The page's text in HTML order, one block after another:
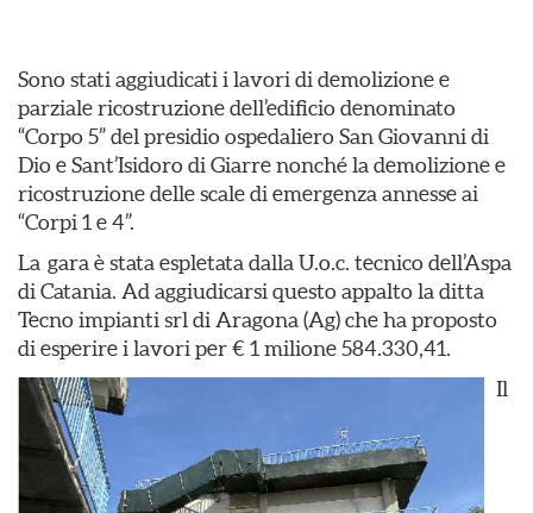
Sono stati aggiudicati i lavori di demolizione e
parziale ricostruzione dell’edificio denominato
“Corpo 5” del presidio ospedaliero San Giovanni di
Dio e Sant’Isidoro di Giarre nonché la demolizione e
ricostruzione delle scale di emergenza annesse ai
“Corpi 1 e 4”.
La gara è stata espletata dalla U.o.c. tecnico dell’Aspa
di Catania. Ad aggiudicarsi questo appalto la ditta
Tecno impianti srl di Aragona (Ag) che ha proposto
di esperire i lavori per € 1 milione 584.330,41.
Il